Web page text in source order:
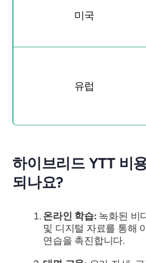
미국
유럽
하이브리드 YTT 비
되나요?
온라인 학습: 녹화된 비
및 디지털 자료를 통해
연습을 촉진합니다.